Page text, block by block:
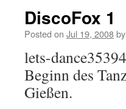
DiscoFox 1
Posted on Jul 19, 2008by
lets-
Beginn des
Gießen.